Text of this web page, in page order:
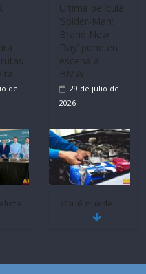
de
Ultima película
‘Spider‑Man:
Brand New
Day’ pone en
escena a
BMW
29 de julio de
2026
¿Qué puede
pasar con tu